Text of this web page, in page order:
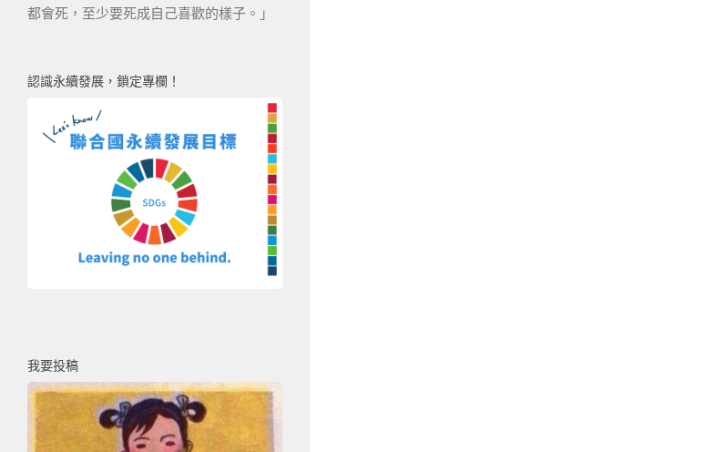
都會死，至少要死成自己喜歡的樣子。」
認識永續發展，鎖定專欄！
我要投稿